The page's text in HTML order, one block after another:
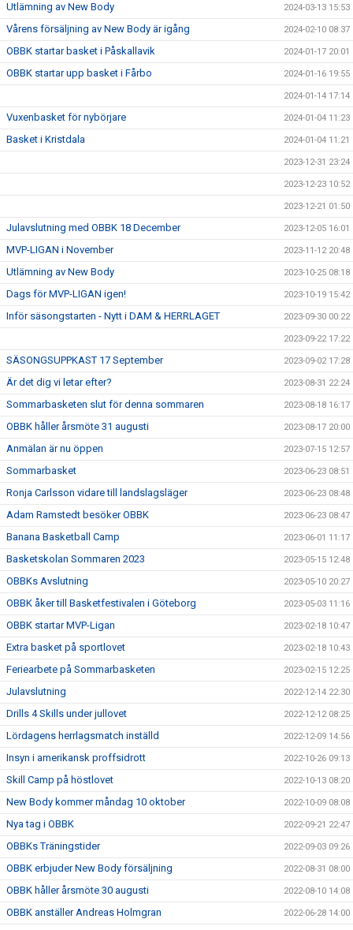
Utlämning av New Body 2024-03-13 15:53
Vårens försäljning av New Body är igång 2024-02-10 08:37
OBBK startar basket i Påskallavik 2024-01-17 20:01
OBBK startar upp basket i Fårbo 2024-01-16 19:55
2024-01-14 17:14
Vuxenbasket för nybörjare 2024-01-04 11:23
Basket i Kristdala 2024-01-04 11:21
2023-12-31 23:24
2023-12-23 10:52
2023-12-21 01:50
Julavslutning med OBBK 18 December 2023-12-05 16:01
MVP-LIGAN i November 2023-11-12 20:48
Utlämning av New Body 2023-10-25 08:18
Dags för MVP-LIGAN igen! 2023-10-19 15:42
Inför säsongstarten - Nytt i DAM & HERRLAGET 2023-09-30 00:22
2023-09-22 17:22
SÄSONGSUPPKAST 17 September 2023-09-02 17:28
Är det dig vi letar efter? 2023-08-31 22:24
Sommarbasketen slut för denna sommaren 2023-08-18 16:17
OBBK håller årsmöte 31 augusti 2023-08-17 20:00
Anmälan är nu öppen 2023-07-15 12:57
Sommarbasket 2023-06-23 08:51
Ronja Carlsson vidare till landslagsläger 2023-06-23 08:48
Adam Ramstedt besöker OBBK 2023-06-23 08:47
Banana Basketball Camp 2023-06-01 11:17
Basketskolan Sommaren 2023 2023-05-15 12:48
OBBKs Avslutning 2023-05-10 20:27
OBBK åker till Basketfestivalen i Göteborg 2023-05-03 11:16
OBBK startar MVP-Ligan 2023-02-18 10:47
Extra basket på sportlovet 2023-02-18 10:43
Feriearbete på Sommarbasketen 2023-02-15 12:25
Julavslutning 2022-12-14 22:30
Drills 4 Skills under jullovet 2022-12-12 08:25
Lördagens herrlagsmatch inställd 2022-12-09 14:56
Insyn i amerikansk proffsidrott 2022-10-26 09:13
Skill Camp på höstlovet 2022-10-13 08:20
New Body kommer måndag 10 oktober 2022-10-09 08:08
Nya tag i OBBK 2022-09-21 22:47
OBBKs Träningstider 2022-09-03 09:26
OBBK erbjuder New Body försäljning 2022-08-31 08:00
OBBK håller årsmöte 30 augusti 2022-08-10 14:08
OBBK anställer Andreas Holmgran 2022-06-28 14:00